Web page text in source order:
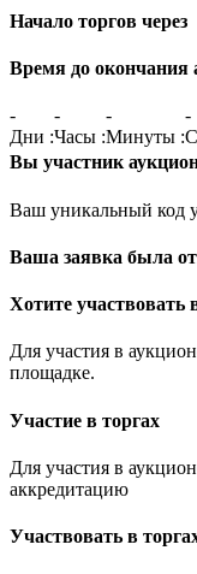
Начало торгов через
Время до окончания
-
Дни :
-
Часы :
-
Минуты :
-
Вы участник
Ваш уникальный код
Ваша заявка была
Хотите участвовать
Для участия в
площадке.
Участие в торгах
Для участия в
аккредитацию
Участвовать в